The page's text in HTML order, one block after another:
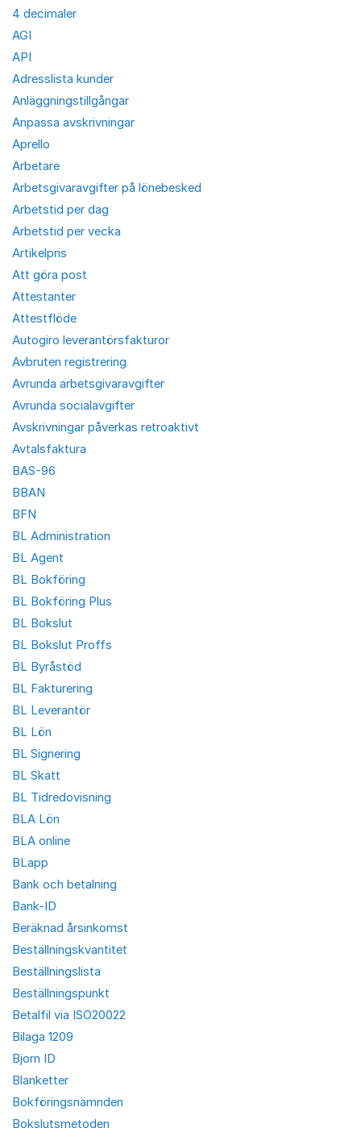
4 decimaler
AGI
API
Adresslista kunder
Anläggningstillgångar
Anpassa avskrivningar
Aprello
Arbetare
Arbetsgivaravgifter på lönebesked
Arbetstid per dag
Arbetstid per vecka
Artikelpris
Att göra post
Attestanter
Attestflöde
Autogiro leverantörsfakturor
Avbruten registrering
Avrunda arbetsgivaravgifter
Avrunda socialavgifter
Avskrivningar påverkas retroaktivt
Avtalsfaktura
BAS-96
BBAN
BFN
BL Administration
BL Agent
BL Bokföring
BL Bokföring Plus
BL Bokslut
BL Bokslut Proffs
BL Byråstöd
BL Fakturering
BL Leverantör
BL Lön
BL Signering
BL Skatt
BL Tidredovisning
BLA Lön
BLA online
BLapp
Bank och betalning
Bank-ID
Beräknad årsinkomst
Beställningskvantitet
Beställningslista
Beställningspunkt
Betalfil via ISO20022
Bilaga 1209
Bjorn ID
Blanketter
Bokföringsnämnden
Bokslutsmetoden